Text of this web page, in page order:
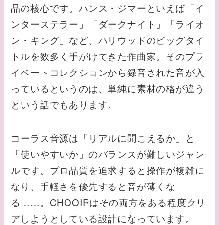
品の核心です。ハンス・ジマーといえば「イ
ンターステラー」「ダークナイト」「ライオ
ン・キング」など、ハリウッドのビッグタイ
トルを数多く手がけてきた作曲家。そのプラ
イベートコレクションから録音された音が入
っているというのは、単純に素材の格が違う
という話でもあります。
コーラス音源は「リアルに聞こえるか」と
「使いやすいか」のバランスが難しいジャン
ルです。プロ品質を追求すると操作が複雑に
なり、手軽さを優先すると音が薄くな
る……。CHOOIRはその両方をある程度クリ
アしようとしている設計になっています。